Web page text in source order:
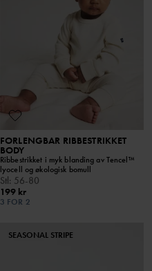
FORLENGBAR RIBBESTRIKKET
BODY
Ribbestrikket i myk blanding av Tencel™
lyocell og økologisk bomull
Stl : 56-80
199 kr
3 FOR 2
SEASONAL STRIPE